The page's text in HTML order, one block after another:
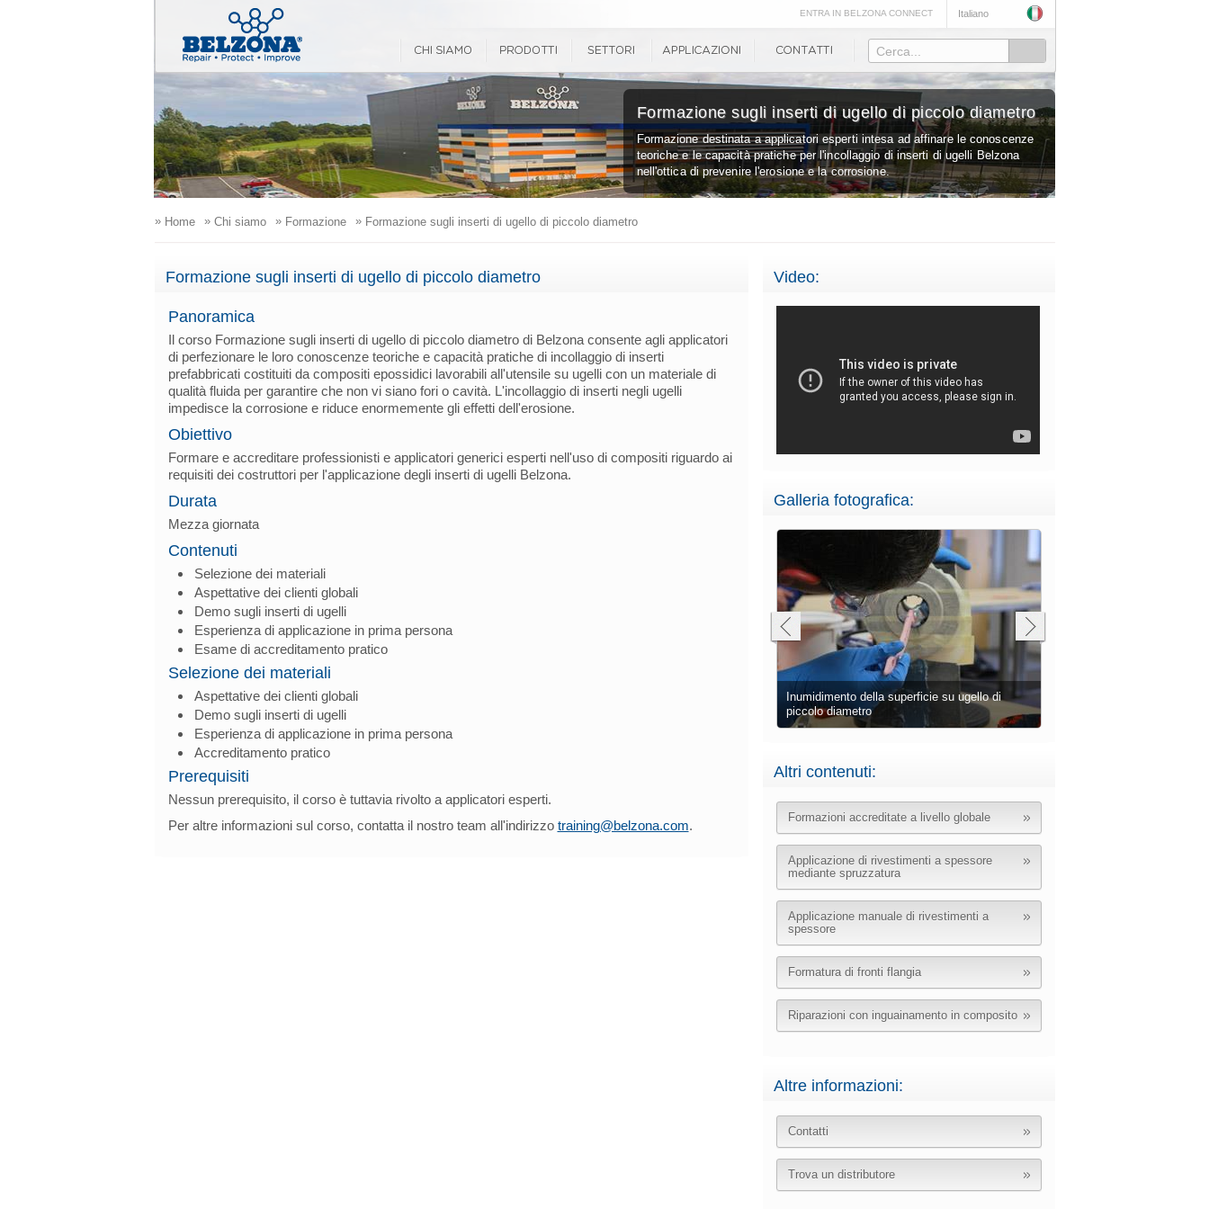
Italiano
ENTRA IN BELZONA CONNECT
Cerca...
Formazione sugli inserti di ugello di piccolo diametro
Formazione destinata a applicatori esperti intesa ad affinare le conoscenze
teoriche e le capacità pratiche per l'incollaggio di inserti di ugelli Belzona
nell'ottica di prevenire l'erosione e la corrosione.
»Home »Chi siamo »Formazione »Formazione sugli inserti di ugello di piccolo diametro
Formazione sugli inserti di ugello di piccolo diametro
Panoramica
Il corso Formazione sugli inserti di ugello di piccolo diametro di Belzona consente agli applicatori
di perfezionare le loro conoscenze teoriche e capacità pratiche di incollaggio di inserti
prefabbricati costituiti da compositi epossidici lavorabili all'utensile su ugelli con un materiale di
qualità fluida per garantire che non vi siano fori o cavità. L'incollaggio di inserti negli ugelli
impedisce la corrosione e riduce enormemente gli effetti dell'erosione.
Obiettivo
Formare e accreditare professionisti e applicatori generici esperti nell'uso di compositi riguardo ai
requisiti dei costruttori per l'applicazione degli inserti di ugelli Belzona.
Durata
Mezza giornata
Contenuti
Selezione dei materiali
Aspettative dei clienti globali
Demo sugli inserti di ugelli
Esperienza di applicazione in prima persona
Esame di accreditamento pratico
Selezione dei materiali
Aspettative dei clienti globali
Demo sugli inserti di ugelli
Esperienza di applicazione in prima persona
Accreditamento pratico
Prerequisiti
Nessun prerequisito, il corso è tuttavia rivolto a applicatori esperti.
Per altre informazioni sul corso, contatta il nostro team all'indirizzo training@belzona.com.
Video:
Galleria fotografica:
Inumidimento dell'inserto di ugello
Altri contenuti:
Formazioni accreditate a livello globale
Applicazione di rivestimenti a spessore
mediante spruzzatura
Applicazione manuale di rivestimenti a
spessore
Formatura di fronti flangia
Riparazioni con inguainamento in composito
Altre informazioni:
Contatti
Trova un distributore